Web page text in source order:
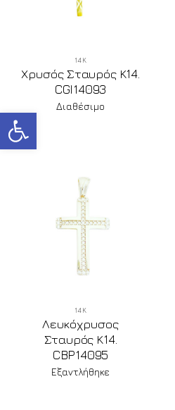
Ανοίξτε τη γραμμή εργαλείων
14Κ
Χρυσός Σταυρός Κ14.
CGI14093
Διαθέσιμο
14Κ
Λευκόχρυσος
Σταυρός Κ14.
CBP14095
Εξαντλήθηκε